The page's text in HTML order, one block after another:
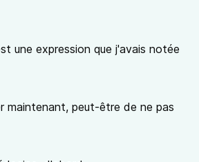
une expression que j'avais notée
maintenant, peut-être de ne pas